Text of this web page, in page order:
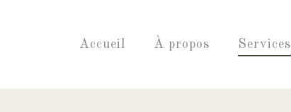
Accueil À propos Services